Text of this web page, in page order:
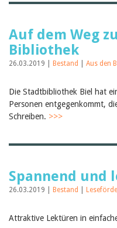
Auf dem Weg
Bibliothek
26.03.2019 | Bestand Aus den
Die Stadtbibliothek Biel hat
Personen entgegenkommt,
Schreiben. >>>
Spannend und
26.03.2019 | Bestand
Attraktive Lektüren in